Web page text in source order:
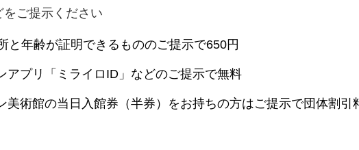
ご提示ください
と年齢が証明できるもののご提示で650円
アプリ「ミライロID」などのご提示で無料
美術館の当日入館券（半券）をお持ちの方はご提示で団体割引